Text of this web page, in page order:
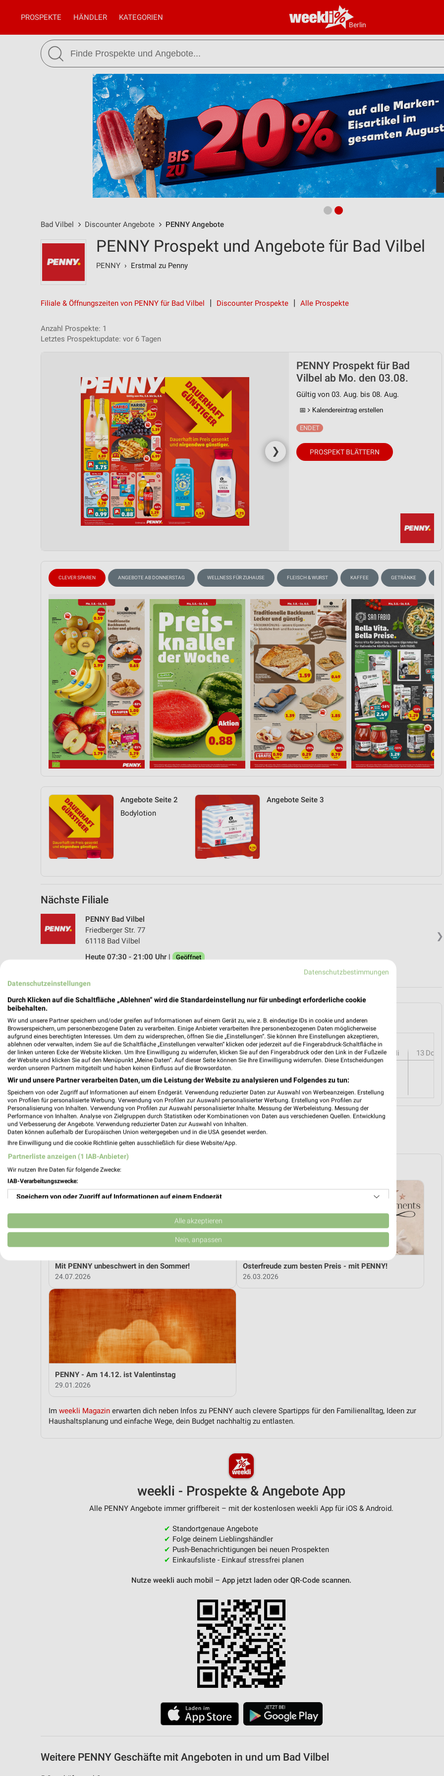
Berlin
PROSPEKTE HÄNDLER KATEGORIEN
Bad Vilbel Discounter Angebote PENNY Angebote
PENNY Prospekt und Angebote für Bad Vilbel
PENNY › Erstmal zu Penny
Filiale & Öffnungszeiten von PENNY für Bad Vilbel Discounter Prospekte Alle Prospekte
Anzahl Prospekte: 1
Letztes Prospektupdate: vor 6 Tagen
❯
PENNY Prospekt für Bad
Vilbel ab Mo. den 03.08.
Gültig von 03. Aug. bis 08. Aug.
📅 Kalendereintrag erstellen
PROSPEKT BLÄTTERN
CLEVER SPAREN ANGEBOTE AB DONNERSTAG WELLNESS FÜR ZUHAUSE FLEISCH & WURST KAFFEE GETRÄNKE
Angebote Seite 2
Bodylotion
Angebote Seite 3
Nächste Filiale
❯
PENNY Bad Vilbel
Friedberger Str. 77
61118 Bad Vilbel
Heute 07:30 - 21:00 Uhr |
Geöffnet
Angebote-Kalender für PENNY in Bad Vilbel und Umgebung
Aug.
03Mo 04Di 05Mi 06 Do 07 Fr 08 Sa 09So 10Mo 11Di 12 Mi 13 Do
PENNY - Angebote ab 03.08.
MEHR PROSPEKTE
weekli Magazin
Mit PENNY unbeschwert in den Sommer!
24.07.2026
Osterfreude zum besten Preis - mit PENNY!
26.03.2026
PENNY - Am 14.12. ist Valentinstag
29.01.2026
Im weekli Magazin erwarten dich neben Infos zu PENNY auch clevere Spartipps für den Familienalltag, Ideen zur
Haushaltsplanung und einfache Wege, dein Budget nachhaltig zu entlasten.
weekli - Prospekte & Angebote App
Alle PENNY Angebote immer griffbereit – mit der kostenlosen weekli App für iOS & Android.
✔ Standortgenaue Angebote
✔ Folge deinem Lieblingshändler
✔ Push-Benachrichtigungen bei neuen Prospekten
✔ Einkaufsliste - Einkauf stressfrei planen
Nutze weekli auch mobil – App jetzt laden oder QR-Code scannen.
Weitere PENNY Geschäfte mit Angeboten in und um Bad Vilbel
Datenschutzbestimmungen
Datenschutzeinstellungen
Durch Klicken auf die Schaltfläche „Ablehnen“ wird die Standardeinstellung nur für unbedingt erforderliche cookie
beibehalten.
Wir und unsere Partner speichern und/oder greifen auf Informationen auf einem Gerät zu, wie z. B. eindeutige IDs in cookie und anderen
Browserspeichern, um personenbezogene Daten zu verarbeiten. Einige Anbieter verarbeiten Ihre personenbezogenen Daten möglicherweise
aufgrund eines berechtigten Interesses. Um dem zu widersprechen, öffnen Sie die „Einstellungen“. Sie können Ihre Einstellungen akzeptieren,
ablehnen oder verwalten, indem Sie auf die Schaltfläche „Einstellungen verwalten“ klicken oder jederzeit auf die Fingerabdruck-Schaltfläche in
der linken unteren Ecke der Website klicken. Um Ihre Einwilligung zu widerrufen, klicken Sie auf den Fingerabdruck oder den Link in der Fußzeile
der Website und klicken Sie auf den Menüpunkt „Meine Daten“. Auf dieser Seite können Sie Ihre Einwilligung widerrufen. Diese Entscheidungen
werden unseren Partnern mitgeteilt und haben keinen Einfluss auf die Browserdaten.
Wir und unsere Partner verarbeiten Daten, um die Leistung der Website zu analysieren und Folgendes zu tun:
Speichern von oder Zugriff auf Informationen auf einem Endgerät. Verwendung reduzierter Daten zur Auswahl von Werbeanzeigen. Erstellung
von Profilen für personalisierte Werbung. Verwendung von Profilen zur Auswahl personalisierter Werbung. Erstellung von Profilen zur
Personalisierung von Inhalten. Verwendung von Profilen zur Auswahl personalisierter Inhalte. Messung der Werbeleistung. Messung der
Performance von Inhalten. Analyse von Zielgruppen durch Statistiken oder Kombinationen von Daten aus verschiedenen Quellen. Entwicklung
und Verbesserung der Angebote. Verwendung reduzierter Daten zur Auswahl von Inhalten.
Daten können außerhalb der Europäischen Union weitergegeben und in die USA gesendet werden.
Ihre Einwilligung und die cookie Richtlinie gelten ausschließlich für diese Website/App.
Partnerliste anzeigen (1 IAB-Anbieter)
Wir nutzen Ihre Daten für folgende Zwecke:
IAB-Verarbeitungszwecke:
Speichern von oder Zugriff auf Informationen auf einem Endgerät
Verwendung reduzierter Daten zur Auswahl von Werbeanzeigen
Erstellung von Profilen für personalisierte Werbung
Erstellung von Profilen zur Personalisierung von Inhalten
Verwendung von Profilen zur Auswahl personalisierter Inhalte
Messung der Werbeleistung
Messung der Performance von Inhalten
Analyse von Zielgruppen durch Statistiken oder Kombinationen von Daten aus verschiedenen
Entwicklung und Verbesserung der Angebote
Verwendung reduzierter Daten zur Auswahl von Inhalten
IAB-Besonderheiten:
Geräte anhand von aktiv angeforderten Informationen identifizieren
Alle akzeptieren
Nein, anpassen